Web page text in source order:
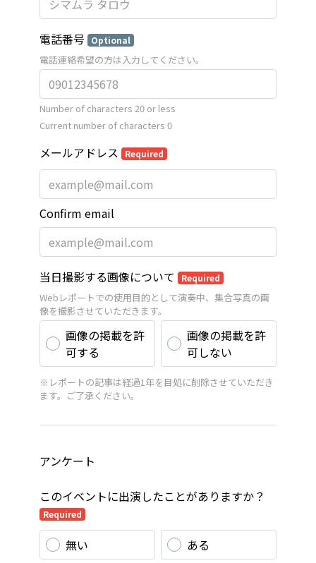
電話番号 Optional
電話連絡希望の方は入力してください。
Number of characters 20 or less
Current number of characters 0
メールアドレス Required
Confirm email
当日撮影する画像について Required
Webレポートでの使用目的として演奏中、集合写真の画
像を撮影させていただきます。
画像の掲載を許
可する
画像の掲載を許
可しない
※レポートの記事は経過1年を目処に削除させていただき
ます。ご了承ください。
アンケート
このイベントに出演したことがありますか？
Required
無い ある